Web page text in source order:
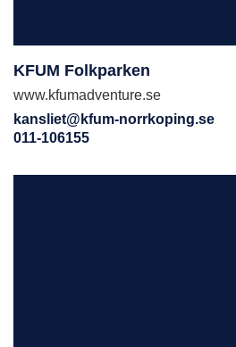
KFUM Folkparken
www.kfumadventure.se
kansliet@kfum-norrkoping.se
011-106155